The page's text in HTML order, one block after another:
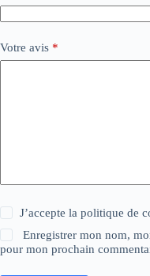
Votre avis *
J’accepte lapolitique de
Enregistrer mon nom,
pour mon prochain